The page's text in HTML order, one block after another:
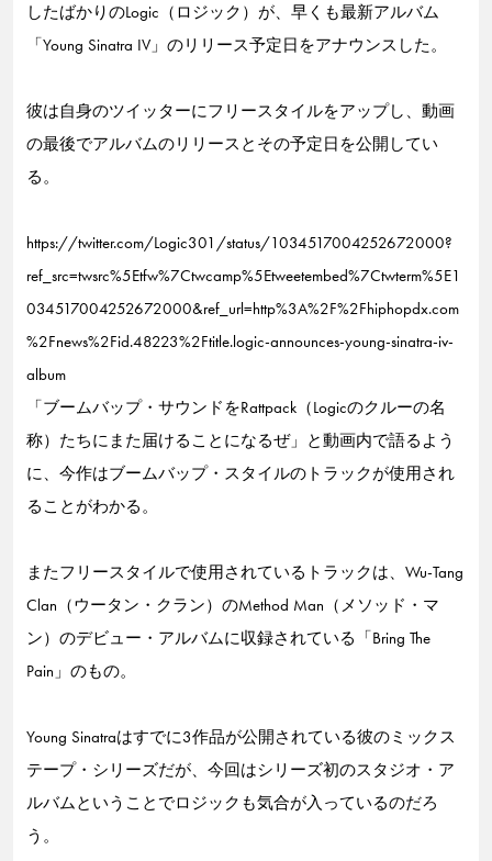
したばかりのLogic（ロジック）が、早くも最新アルバム
「Young Sinatra IV」のリリース予定日をアナウンスした。
彼は自身のツイッターにフリースタイルをアップし、動画
の最後でアルバムのリリースとその予定日を公開してい
る。
https://twitter.com/Logic301/status/1034517004252672000?
ref_src=twsrc%5Etfw%7Ctwcamp%5Etweetembed%7Ctwterm%5E1
034517004252672000&ref_url=http%3A%2F%2Fhiphopdx.com
%2Fnews%2Fid.48223%2Ftitle.logic-announces-young-sinatra-iv-
album
「ブームバップ・サウンドをRattpack（Logicのクルーの名
称）たちにまた届けることになるぜ」と動画内で語るよう
に、今作はブームバップ・スタイルのトラックが使用され
ることがわかる。
またフリースタイルで使用されているトラックは、Wu-Tang
Clan（ウータン・クラン）のMethod Man（メソッド・マ
ン）のデビュー・アルバムに収録されている「Bring The
Pain」のもの。
Young Sinatraはすでに3作品が公開されている彼のミックス
テープ・シリーズだが、今回はシリーズ初のスタジオ・ア
ルバムということでロジックも気合が入っているのだろ
う。